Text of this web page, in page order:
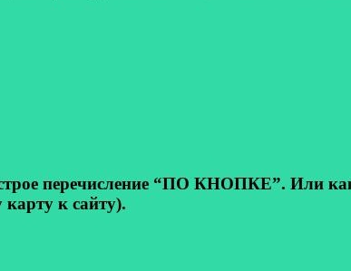
перечисление “ПО КНОПКЕ”. Или как
к сайту).